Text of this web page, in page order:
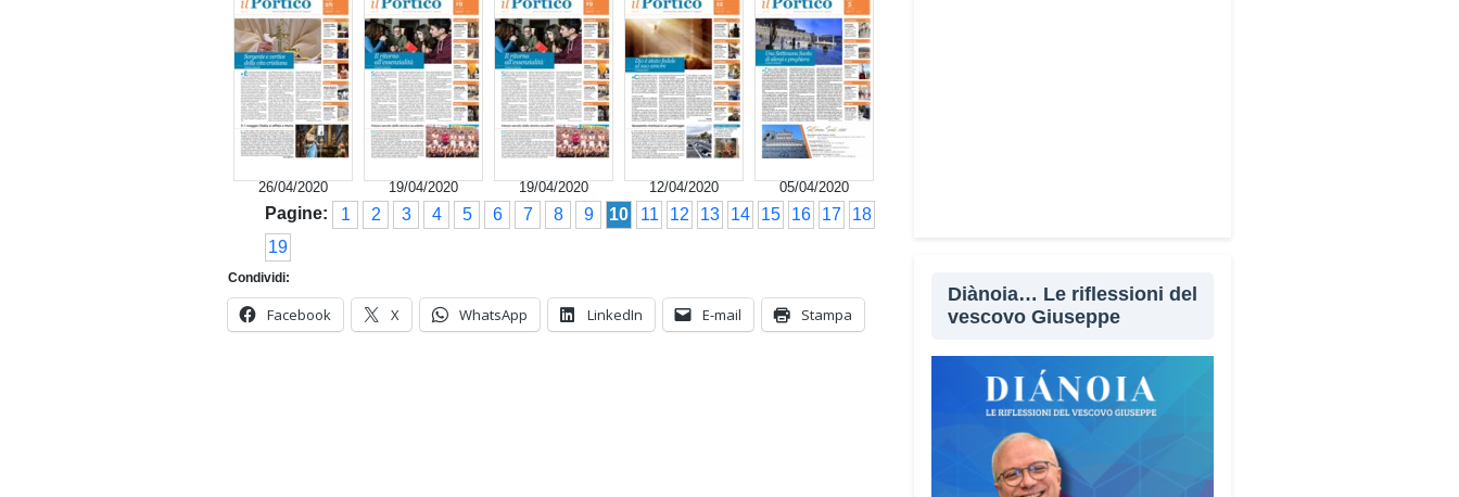
26/04/2020 19/04/2020 19/04/2020 12/04/2020 05/04/2020
Pagine: 1 2 3 4 5 6 7 8 9 10 11 12 13 14 15 16 17
18
19
Condividi:
Facebook X WhatsApp LinkedIn E-mail Stampa
Diànoia… Le riflessioni del
vescovo Giuseppe